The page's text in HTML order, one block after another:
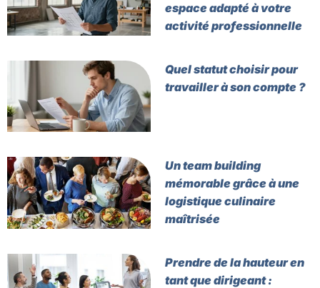
espace adapté à votre
activité professionnelle
Quel statut choisir pour
travailler à son compte ?
Un team building
mémorable grâce à une
logistique culinaire
maîtrisée
Prendre de la hauteur en
tant que dirigeant :